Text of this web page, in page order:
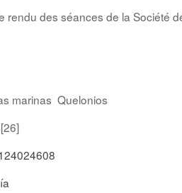
rendu des séances de la Société
marinas Quelonios